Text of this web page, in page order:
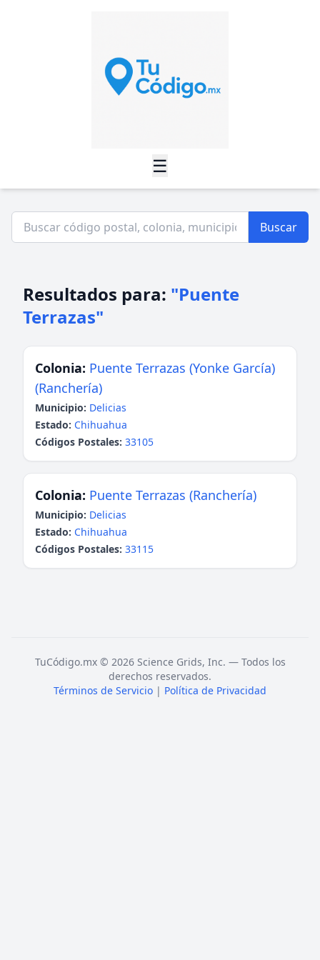
☰
Buscar
Resultados para: "Puente
Terrazas"
Colonia: Puente Terrazas (Yonke García)
(Ranchería)
Municipio: Delicias
Estado: Chihuahua
Códigos Postales: 33105
Colonia: Puente Terrazas (Ranchería)
Municipio: Delicias
Estado: Chihuahua
Códigos Postales: 33115
TuCódigo.mx © 2026 Science Grids, Inc. — Todos los
derechos reservados.
Términos de Servicio | Política de Privacidad